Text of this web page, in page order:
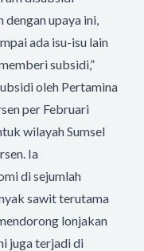
dengan upaya ini,
ada isu-isu lain
subsidi,”
oleh Pertamina
per Februari
wilayah Sumsel
Ia
di sejumlah
sawit terutama
lonjakan
juga terjadi di